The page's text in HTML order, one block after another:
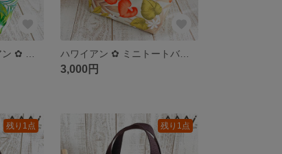
3,000円
残り1点 残り1点